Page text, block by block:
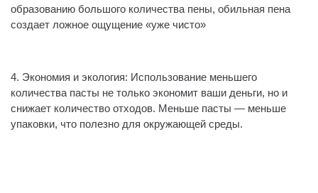
образованию большого количества пены, обильная пена
создает ложное ощущение «уже чисто»
4. Экономия и экология: Использование меньшего
количества пасты не только экономит ваши деньги, но и
снижает количество отходов. Меньше пасты — меньше
упаковки, что полезно для окружающей среды.